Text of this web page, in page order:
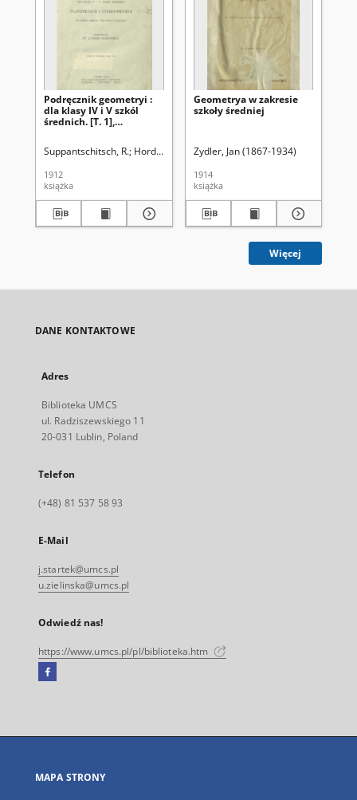
Podręcznik geometryi :
dla klasy IV i V szkól
średnich. [T. 1],
Suppantschitsch, R. Hordyński, Ludwik. Tł.
1912
książka
Geometrya w zakresie
szkoły średniej
Zydler, Jan (1867-1934)
1914
książka
Więcej
DANE KONTAKTOWE
Adres
Biblioteka UMCS
ul. Radziszewskiego 11
20-031 Lublin, Poland
Telefon
(+48) 81 537 58 93
E-Mail
j.startek@umcs.pl
u.zielinska@umcs.pl
Odwiedź nas!
https://www.umcs.pl/pl/biblioteka.htm
Facebook
się
karcie
MAPA STRONY